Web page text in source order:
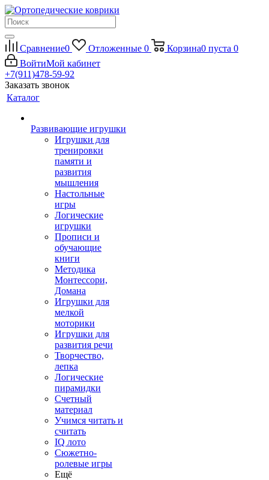
Сравнение0 Отложенные 0 Корзина0 пуста 0
ВойтиМой кабинет
+7(911)478-59-92
Заказать звонок
Каталог
Развивающие игрушки
Игрушки для
тренировки
памяти и
развития
мышления
Настольные
игры
Логические
игрушки
Прописи и
обучающие
книги
Методика
Монтессори,
Домана
Игрушки для
мелкой
моторики
Игрушки для
развития речи
Творчество,
лепка
Логические
пирамидки
Счетный
материал
Учимся читать и
считать
IQ лото
Сюжетно-
ролевые игры
Ещё